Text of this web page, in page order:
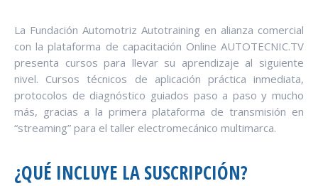
La Fundación Automotriz Autotraining en alianza comercial
con la plataforma de capacitación Online AUTOTECNIC.TV
presenta cursos para llevar su aprendizaje al siguiente
nivel. Cursos técnicos de aplicación práctica inmediata,
protocolos de diagnóstico guiados paso a paso y mucho
más, gracias a la primera plataforma de transmisión en
“streaming” para el taller electromecánico multimarca.
¿QUÉ INCLUYE LA SUSCRIPCIÓN?